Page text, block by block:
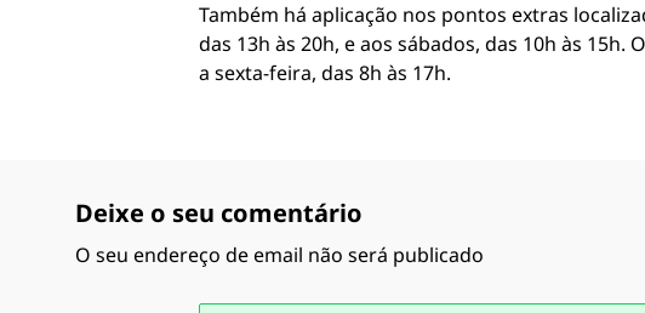
Também há aplicação nos pontos extras
das 13h às 20h, e aos sábados, das 10h às
a sexta-feira, das 8h às 17h.
Deixe o seu comentário
O seu endereço de email não será publicado